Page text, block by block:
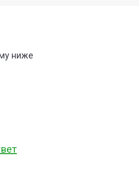
ниже